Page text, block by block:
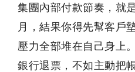
集團內部付款節奏，就
月，結果你得先幫客戶
壓力全部堆在自己身上
銀行退票，不如主動把